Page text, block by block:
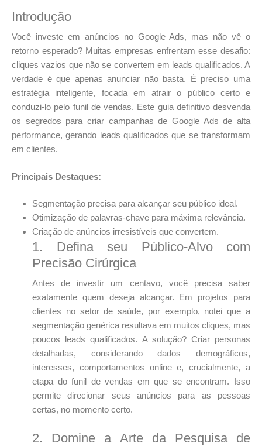
Introdução
Você investe em anúncios no Google Ads, mas não vê o
retorno esperado? Muitas empresas enfrentam esse desafio:
cliques vazios que não se convertem em leads qualificados. A
verdade é que apenas anunciar não basta. É preciso uma
estratégia inteligente, focada em atrair o público certo e
conduzi-lo pelo funil de vendas. Este guia definitivo desvenda
os segredos para criar campanhas de Google Ads de alta
performance, gerando leads qualificados que se transformam
em clientes.
Principais Destaques:
Segmentação precisa para alcançar seu público ideal.
Otimização de palavras-chave para máxima relevância.
Criação de anúncios irresistíveis que convertem.
1. Defina seu Público-Alvo com
Precisão Cirúrgica
Antes de investir um centavo, você precisa saber
exatamente quem deseja alcançar. Em projetos para
clientes no setor de saúde, por exemplo, notei que a
segmentação genérica resultava em muitos cliques, mas
poucos leads qualificados. A solução? Criar personas
detalhadas, considerando dados demográficos,
interesses, comportamentos online e, crucialmente, a
etapa do funil de vendas em que se encontram. Isso
permite direcionar seus anúncios para as pessoas
certas, no momento certo.
2. Domine a Arte da Pesquisa de